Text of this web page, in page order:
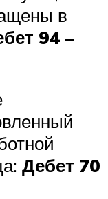
в
94 –
Дебет 70